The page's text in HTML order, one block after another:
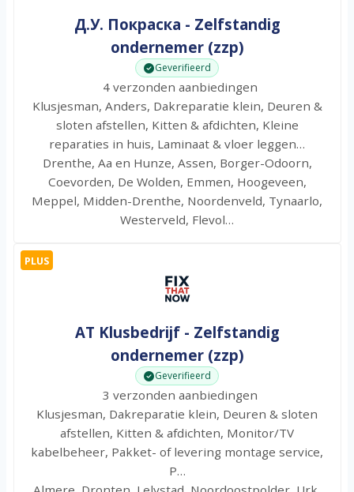
Д.У. Покраска - Zelfstandig
ondernemer (zzp)
Geverifieerd
4 verzonden aanbiedingen
Klusjesman, Anders, Dakreparatie klein, Deuren &
sloten afstellen, Kitten & afdichten, Kleine
reparaties in huis, Laminaat & vloer leggen…
Drenthe, Aa en Hunze, Assen, Borger-Odoorn,
Coevorden, De Wolden, Emmen, Hoogeveen,
Meppel, Midden-Drenthe, Noordenveld, Tynaarlo,
Westerveld, Flevol…
PLUS
AT Klusbedrijf - Zelfstandig
ondernemer (zzp)
Geverifieerd
3 verzonden aanbiedingen
Klusjesman, Dakreparatie klein, Deuren & sloten
afstellen, Kitten & afdichten, Monitor/TV
kabelbeheer, Pakket- of levering montage service,
P…